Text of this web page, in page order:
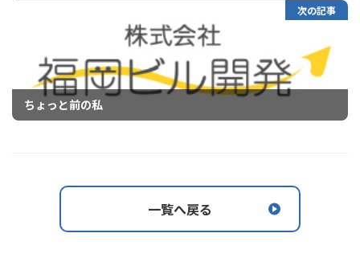
次の記事
ちょっと前の私
一覧へ戻る